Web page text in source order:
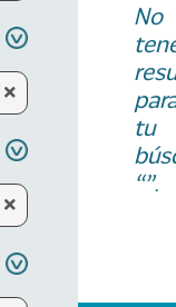
No
tu
“”.